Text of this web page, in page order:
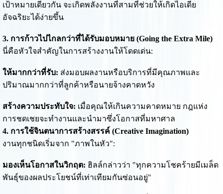
เป้าหมายเดียวกัน จะเกิดพลังงานที่สามที่ช่วยให้เกิดไอเดีย
อัจฉริยะได้ง่ายขึ้น
3. การก้าวไปไกลกว่าที่ได้รับมอบหมาย (Going the Extra Mile)
นี่คือหัวใจสำคัญในการสร้างงานให้โดดเด่น:
ให้มากกว่าที่รับ: ส่งมอบผลงานหรือบริการที่มีคุณภาพและ
ปริมาณมากกว่าที่ลูกค้าหรือนายจ้างคาดหวัง
สร้างความประทับใจ: เมื่อคุณให้เกินความคาดหมาย กฎแห่ง
การชดเชยจะทำงานและนำมาซึ่งโอกาสที่มหาศาล
4. การใช้จินตนาการสร้างสรรค์ (Creative Imagination)
งานทุกชนิดเริ่มจาก "ภาพในหัว":
มองเห็นโอกาสในวิกฤต: ฮิลล์กล่าวว่า "ทุกความโชคร้ายมีเมล็ด
พันธุ์ของผลประโยชน์ที่เท่าเทียมกันซ่อนอยู่"